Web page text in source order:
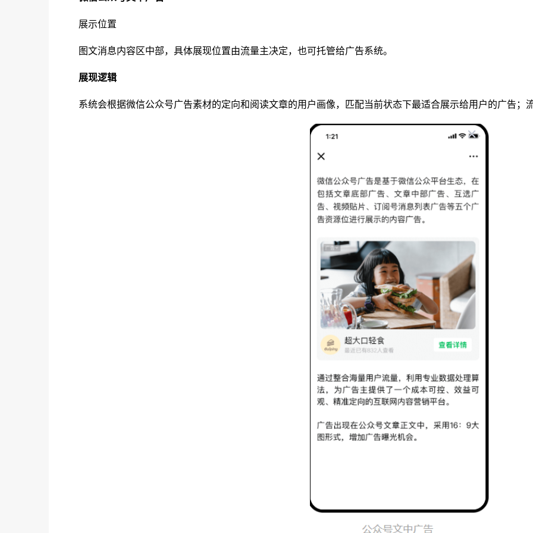
展示位置
图文消息内容区中部，具体展现位置由流量主决定，也可托管给广告系统。
展现逻辑
系统会根据微信公众号广告素材的定向和阅读文章的用户画像，匹配当前状态下最适合展示给用户的广告；